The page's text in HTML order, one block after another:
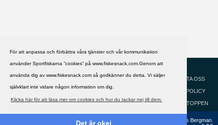
För att anpassa och förbättra våra tjänster och vår kommunikation
använder Sportfiskarna ”cookies” på www.fiskesnack.com.Genom att
använda dig av www.fiskesnack.com så godkänner du detta. Vi säljer
självklart inte vidare någon information om dig.
Klicka här för att läsa mer om cookies och hur du tackar nej till dem.
Det är okej
HJÄLP
KONTAKTA OSS
COOKIEPOLICY
GÅ TILL TOPPEN
Copyright ©2002 - 2021, FiskeSnack.com. Grundad 2002 av Anders Bergman.